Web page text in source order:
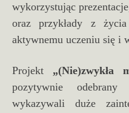
wykorzystując
oraz przykłady z
aktywnemu uczeniu się i
Projekt „(Nie)zwykła
pozytywnie
wykazywali duże